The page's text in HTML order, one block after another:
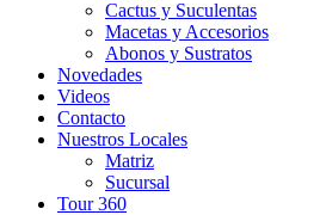
Cactus y Suculentas
Macetas y Accesorios
Abonos y Sustratos
Novedades
Videos
Contacto
Nuestros Locales
Matriz
Sucursal
Tour 360